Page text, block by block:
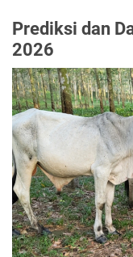
Prediksi dan
2026